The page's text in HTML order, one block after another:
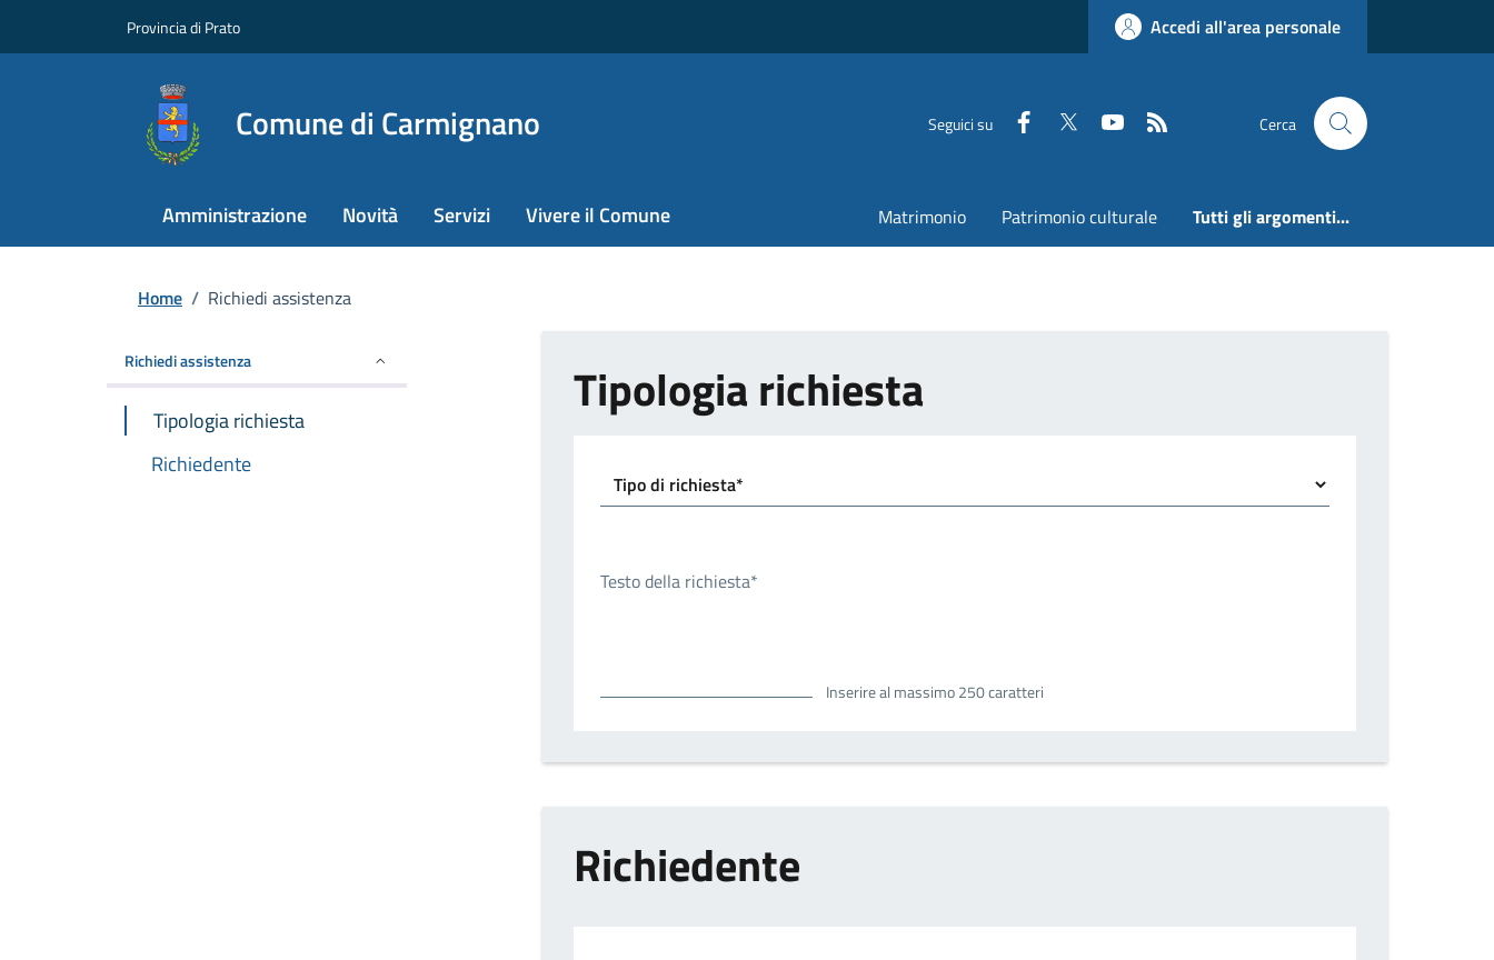
Provincia di Prato Accedi all'area personale
Comune di Carmignano Seguici su Faceboook
Twitter Youtube Cerca
Amministrazione Novità Servizi Vivere il Comune Matrimonio Patrimonio culturale Tutti gli argomenti...
Home / Richiedi assistenza
Richiedi assistenza
Tipologia richiesta
Richiedente
Tipologia richiesta
Testo della richiesta*
Inserire al massimo 250 caratteri
Richiedente